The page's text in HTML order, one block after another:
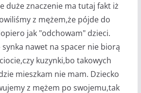
duże znaczenie ma tutaj fakt iż
z mężem,że pójde do
jak "odchowam" dzieci.
synka nawet na spacer nie biorą
kuzynki,bo takowych
mieszkam nie mam. Dziecko
z mężem po swojemu,tak